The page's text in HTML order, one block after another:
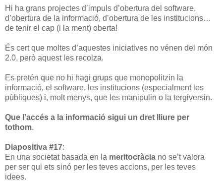
Hi ha grans projectes d’impuls d’obertura del software,
d’obertura de la informació, d’obertura de les institucions…
de tenir el cap (i la ment) oberta!
És cert que moltes d’aquestes iniciatives no vénen del món
2.0, però aquest les recolza.
Es pretén que no hi hagi grups que monopolitzin la
informació, el software, les institucions (especialment les
públiques) i, molt menys, que les manipulin o la tergiversin.
Que l’accés a la informació sigui un dret lliure per
tothom.
Diapositiva #17:
En una societat basada en la meritocràcia no se’t valora
per ser qui ets sinó per les teves accions, per les teves
idees.